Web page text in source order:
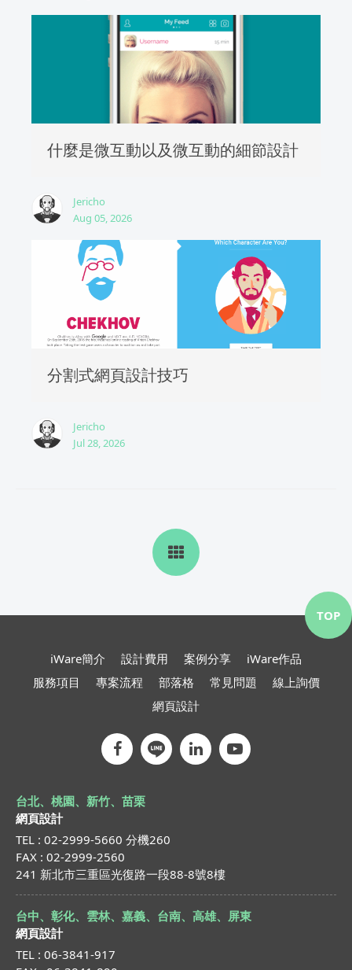
什麼是微互動以及微互動的細節設計
Jericho
Aug 05, 2026
分割式網頁設計技巧
Jericho
Jul 28, 2026
iWare簡介 設計費用 案例分享
iWare作品
服務項目
專案流程 部落格 常見問題
線上詢價
網頁設計
台北、桃園、新竹、苗栗
網頁設計
TEL : 02-2999-5660 分機260
FAX : 02-2999-2560
241 新北市三重區光復路一段88-8號8樓
台中、彰化、雲林、嘉義、台南、高雄、屏東
網頁設計
TEL : 06-3841-917
TOP